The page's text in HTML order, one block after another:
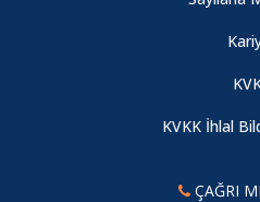
KVKK İhlal
ÇAĞRI